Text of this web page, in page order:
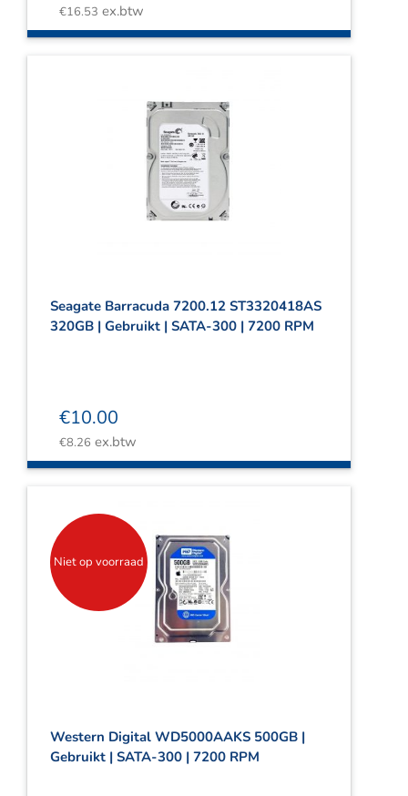
€16.53 ex.btw
Seagate Barracuda 7200.12 ST3320418AS
320GB | Gebruikt | SATA-300 | 7200 RPM
€10.00
€8.26 ex.btw
Niet op voorraad
Western Digital WD5000AAKS 500GB |
Gebruikt | SATA-300 | 7200 RPM